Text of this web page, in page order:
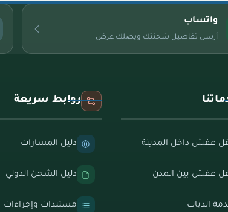
واتساب
أرسل تفاصيل شحنتك ويصلك عرض
عفش داخل المدينة
عفش بين المدن
الدباب
روابط سريعة
دليل المسارات
دليل الشحن الدولي
مستندات وإجراءات